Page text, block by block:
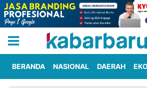
BERANDA NASIONAL DAERAH